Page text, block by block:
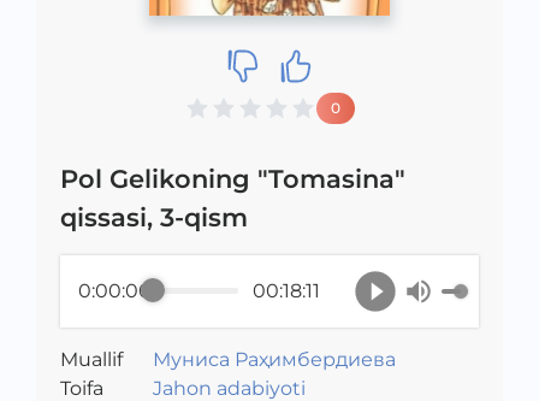
0
Pol Gelikoning "Tomasina"
qissasi, 3-qism
0:00:00 00:18:11
Muallif
Муниса Раҳимбердиева
Toifa
Jahon adabiyoti